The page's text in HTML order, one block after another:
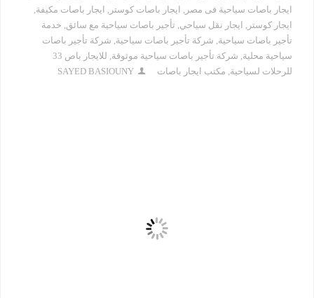
ايجار باصات سياحية فى مصر , ايجار باصات كوستر , ايجار باصات مكيفة,
ايجار كوستر , ايجار نقل سياحي, تأجير باصات سياحية مع سائق, خدمة
تأجير باصات سياحية, شركة تأجير باصات سياحية, شركة تأجير باصات
سياحية محلية, شركة تأجير باصات سياحية موثوقة,
للايجار باص 33
للرحلات لسياحية, مكتب ايجار باصات SAYED BASIOUNY